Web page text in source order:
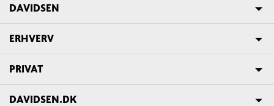
DAVIDSEN
ERHVERV
PRIVAT
DAVIDSEN.DK